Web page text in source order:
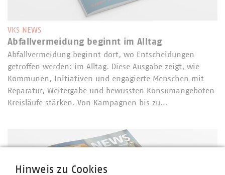
VKS NEWS
Abfallvermeidung beginnt im Alltag
Abfallvermeidung beginnt dort, wo Entscheidungen
getroffen werden: im Alltag. Diese Ausgabe zeigt, wie
Kommunen, Initiativen und engagierte Menschen mit
Reparatur, Weitergabe und bewussten Konsumangeboten
Kreisläufe stärken. Von Kampagnen bis zu…
Hinweis zu Cookies